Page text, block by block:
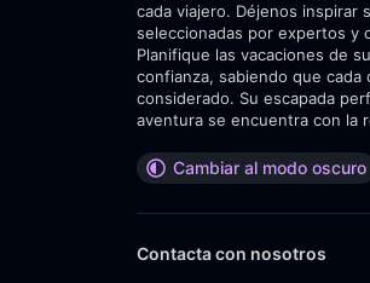
cada viajero. Déjenos inspirar
seleccionadas por expertos y
Planifique las vacaciones de
confianza, sabiendo que cada
considerado. Su escapada
aventura se encuentra con la
Cambiar al modo oscuro
Contacta con nosotros